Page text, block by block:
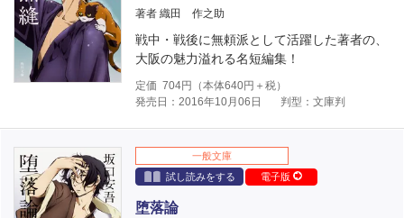
著者 織田 作之助
戦中・戦後に無頼派として活躍した著者の、
大阪の魅力溢れる名短編集！
定価 704円（本体640円＋税）
発売日：2016年10月06日
判型：文庫判
一般文庫
試し読みをする
電子版
堕落論